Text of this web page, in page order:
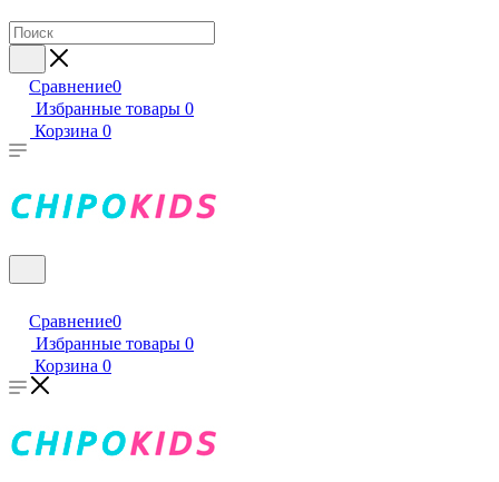
Сравнение0
Избранные товары 0
Корзина 0
Сравнение0
Избранные товары 0
Корзина 0